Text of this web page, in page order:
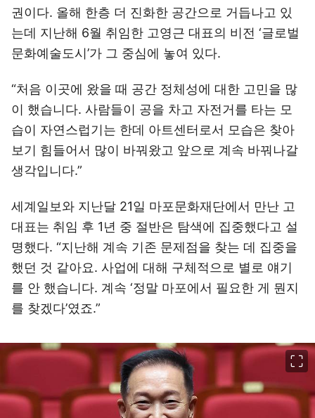
권이다. 올해 한층 더 진화한 공간으로 거듭나고 있
는데 지난해 6월 취임한 고영근 대표의 비전 ‘글로벌
문화예술도시’가 그 중심에 놓여 있다.
“처음 이곳에 왔을 때 공간 정체성에 대한 고민을 많
이 했습니다. 사람들이 공을 차고 자전거를 타는 모
습이 자연스럽기는 한데 아트센터로서 모습은 찾아
보기 힘들어서 많이 바꿔왔고 앞으로 계속 바꿔나갈
생각입니다.”
세계일보와 지난달 21일 마포문화재단에서 만난 고
대표는 취임 후 1년 중 절반은 탐색에 집중했다고 설
명했다. “지난해 계속 기존 문제점을 찾는 데 집중을
했던 것 같아요. 사업에 대해 구체적으로 별로 얘기
를 안 했습니다. 계속 ‘정말 마포에서 필요한 게 뭔지
를 찾겠다’였죠.”